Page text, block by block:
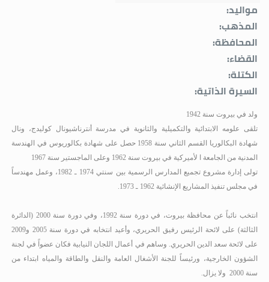
مواليد:
المذهب:
المحافظة:
القضاء:
الكتلة:
السيرة الذاتية:
ولد في بيروت سنة 1942
تلقى علومه الابتدائية والتكميلية والثانوية في مدرسة أنترناشيونال كوليدج، ونال
شهادة البكالوريا القسم الثاني سنة 1958
حصل على شهادة بكالوريوس في الهندسة
المدنية من الجامعة ا لأميركية في بيروت سنة 1962 وعلى الماجستير سنة 1967
تولى إدارة مشروع تجميع المدارس الرسمية بين سنتي 1974 ـ 1982، وعمل مهندساً
في مجلس تنفيذ المشاريع الإنشائية 1962 ـ 1973
.
انتخب نائباً عن محافظة بيروت، في دورة سنة 1992، وفي دورة سنة 2000 (الدائرة
الثالثة) على لائحة الرئيس رفيق الحريري، وأعيد انتخابه في دورة سنة 2005 و2009
على لائحة سعد الدين الحريري. وساهم في أعمال اللجان النيابية فكان عضواً في لجنة
الشؤون الخارجية، ورئيساً للجنة الأشغال العامة والنقل والطاقة والمياه ابتداء من
سنة 2000
ولا يزال.